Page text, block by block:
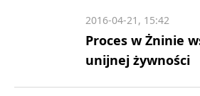
Proces w Żninie
unijnej żywności
2016-04-21, 15:42